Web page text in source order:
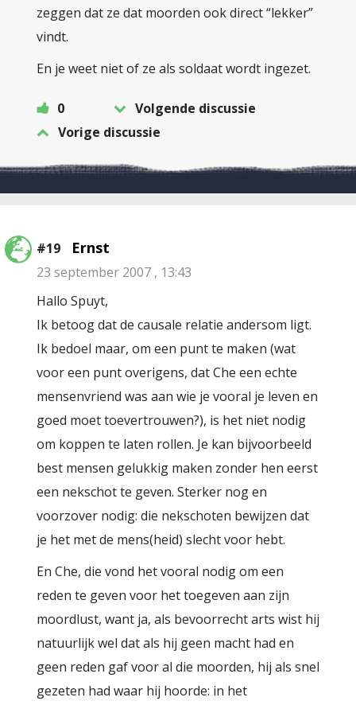
zeggen dat ze dat moorden ook direct “lekker”
vindt.
En je weet niet of ze als soldaat wordt ingezet.
0
Volgende discussie
Vorige discussie
#19 Ernst
23 september 2007 , 13:43
Hallo Spuyt,
Ik betoog dat de causale relatie andersom ligt.
Ik bedoel maar, om een punt te maken (wat
voor een punt overigens, dat Che een echte
mensenvriend was aan wie je vooral je leven en
goed moet toevertrouwen?), is het niet nodig
om koppen te laten rollen. Je kan bijvoorbeeld
best mensen gelukkig maken zonder hen eerst
een nekschot te geven. Sterker nog en
voorzover nodig: die nekschoten bewijzen dat
je het met de mens(heid) slecht voor hebt.
En Che, die vond het vooral nodig om een
reden te geven voor het toegeven aan zijn
moordlust, want ja, als bevoorrecht arts wist hij
natuurlijk wel dat als hij geen macht had en
geen reden gaf voor al die moorden, hij als snel
gezeten had waar hij hoorde: in het